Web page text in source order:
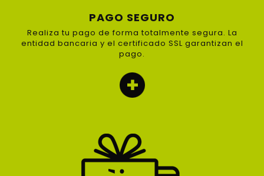
PAGO SEGURO
Realiza tu pago de forma totalmente segura. La
entidad bancaria y el certificado SSL garantizan el
pago.